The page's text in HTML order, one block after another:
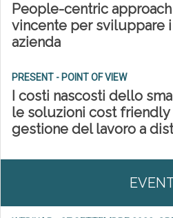
People-centric
vincente per sviluppare
azienda
PRESENT - POINT OF VIEW
I costi nascosti dello
le soluzioni cost
gestione del lavoro a